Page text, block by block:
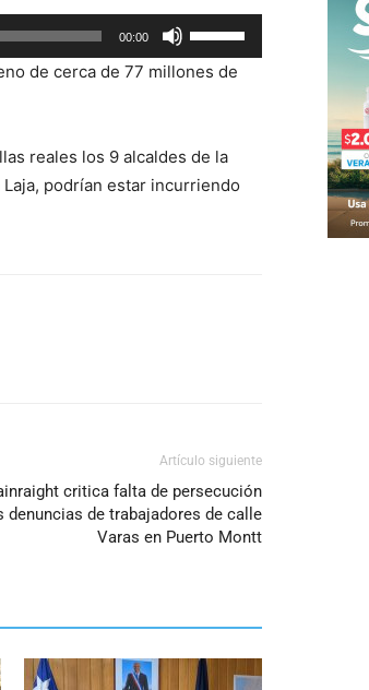
aumentar
o
disminuir
00:00
las
teclas
arriba/abajo
para
de cerca de 77 millones de
reales los 9 alcaldes de la
podrían estar incurriendo
Artículo siguiente
critica falta de persecución
denuncias de trabajadores de calle
Varas en Puerto Montt